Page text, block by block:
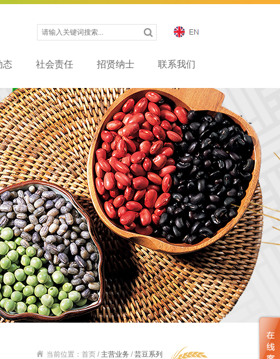
态 社会责任 招贤纳士 联系我们
当前位置：首页 / 主营业务 / 芸豆系列